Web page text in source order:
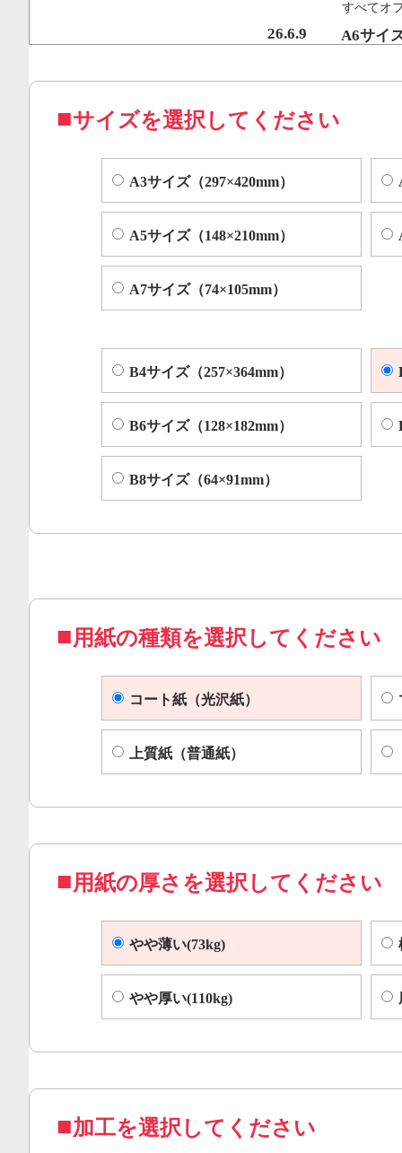
コピー機やレーザープリンター等によくある色ムラや汚
すべてオ
26.6.9 A6サイ
サイズを選択してください
A3サイズ（297×420mm）
A5サイズ（148×210mm）
A7サイズ（74×105mm）
B4サイズ（257×364mm）
B6サイズ（128×182mm）
B8サイズ（64×91mm）
用紙の種類を選択してください
コート紙（光沢紙）
上質紙（普通紙）
用紙の厚さを選択してください
やや薄い(73kg)
やや厚い(110kg)
加工を選択してください